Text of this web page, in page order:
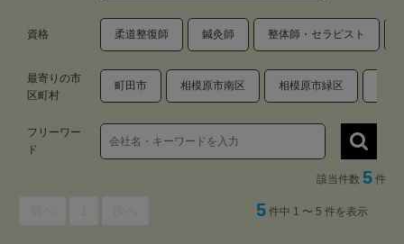
資格 柔道整復師 鍼灸師 整体師・セラピスト
最寄りの市
区町村
町田市 相模原市南区 相模原市緑区
フリーワー
ド
該当件数 5 件
5 件中 1 〜 5 件を表示